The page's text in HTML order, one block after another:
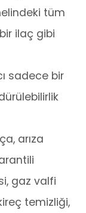
tüm
ilaç gibi
sadece bir
arıza
gaz valfi
temizliği,